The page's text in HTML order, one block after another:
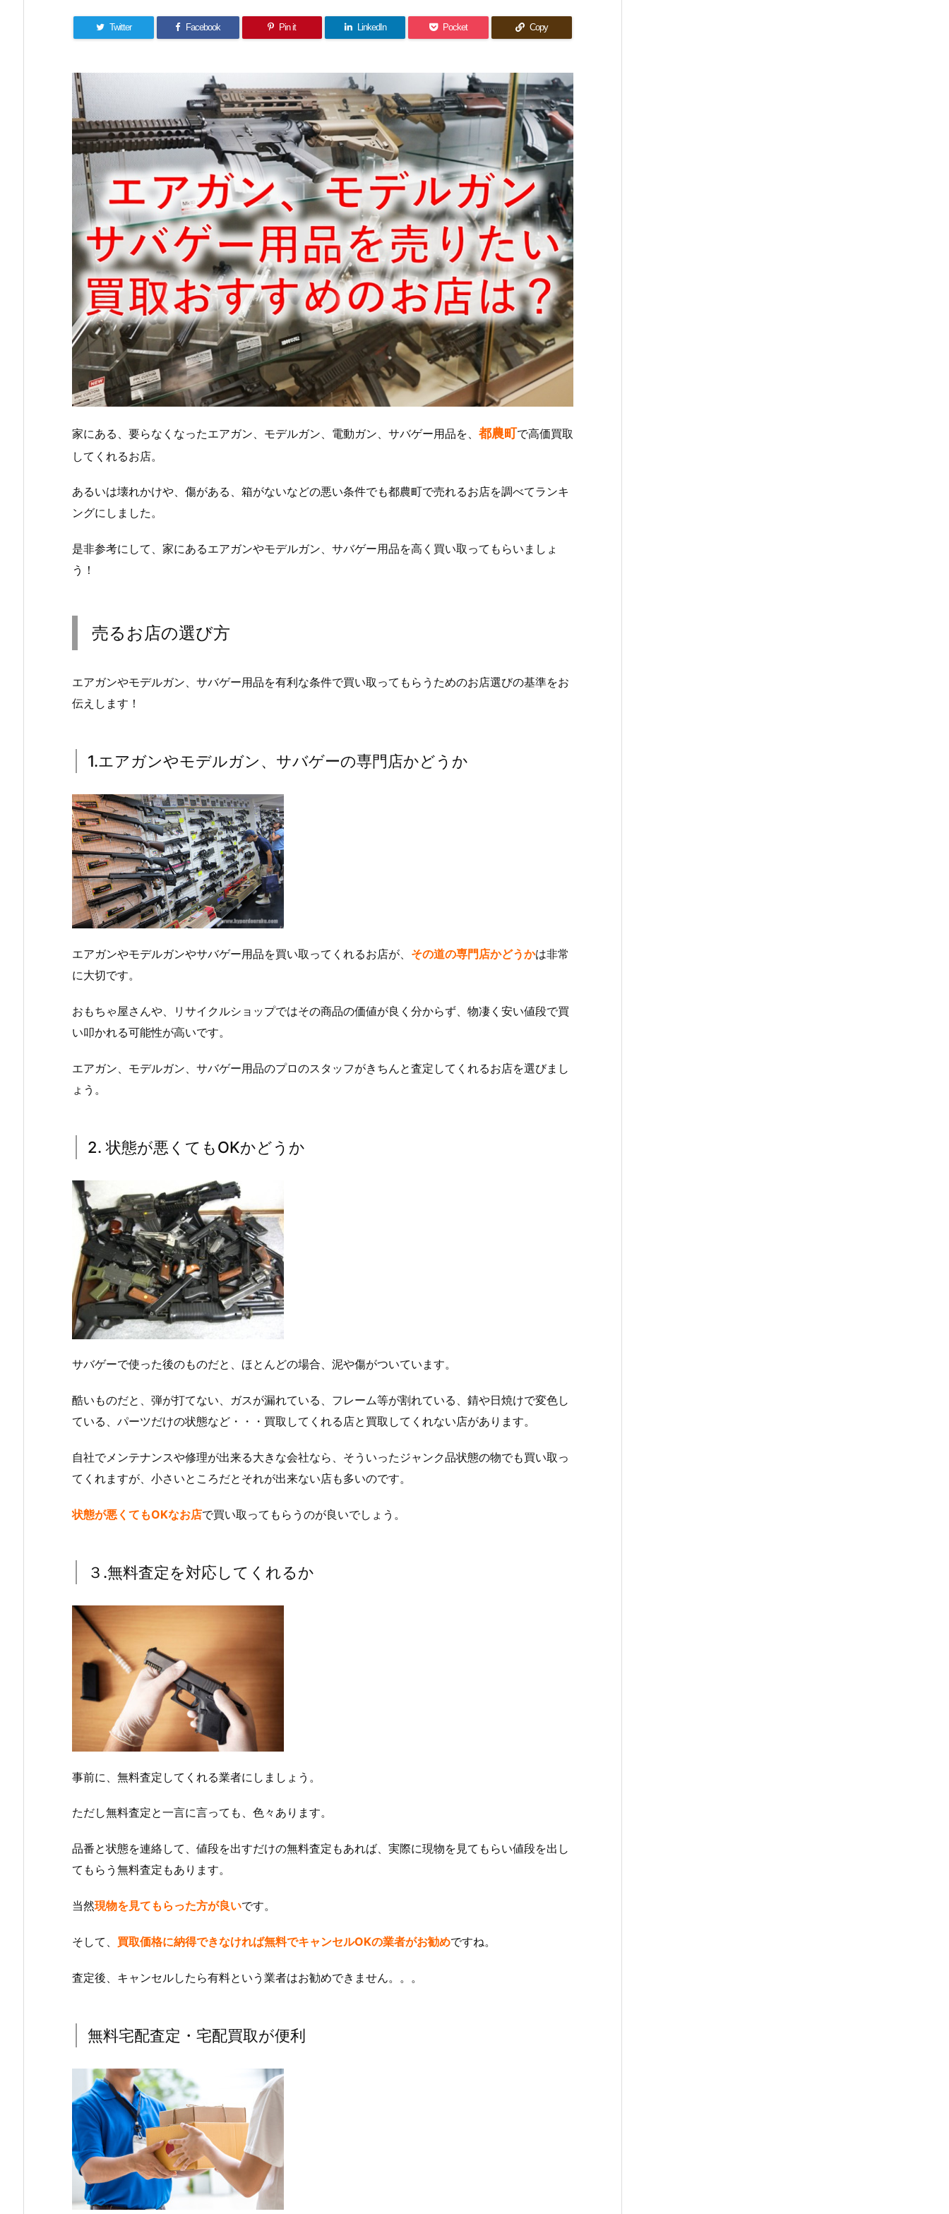
Twitter Facebook Pin it LinkedIn Pocket Copy
家にある、要らなくなったエアガン、モデルガン、電動ガン、サバゲー用品を、 都農町で高価買取
してくれるお店。
あるいは壊れかけや、傷がある、箱がないなどの悪い条件でも都農町で売れるお店を調べてランキ
ングにしました。
是非参考にして、家にあるエアガンやモデルガン、サバゲー用品を高く買い取ってもらいましょ
う！
売るお店の選び方
エアガンやモデルガン、サバゲー用品を有利な条件で買い取ってもらうためのお店選びの基準をお
伝えします！
1.エアガンやモデルガン、サバゲーの専門店かどうか
エアガンやモデルガンやサバゲー用品を買い取ってくれるお店が、 その道の専門店かどうかは非常
に大切です。
おもちゃ屋さんや、リサイクルショップではその商品の価値が良く分からず、物凄く安い値段で買
い叩かれる可能性が高いです。
エアガン、モデルガン、サバゲー用品のプロのスタッフがきちんと査定してくれるお店を選びまし
ょう。
2. 状態が悪くてもOKかどうか
サバゲーで使った後のものだと、ほとんどの場合、泥や傷がついています。
酷いものだと、弾が打てない、ガスが漏れている、フレーム等が割れている、錆や日焼けで変色し
ている、パーツだけの状態など・・・買取してくれる店と買取してくれない店があります。
自社でメンテナンスや修理が出来る大きな会社なら、そういったジャンク品状態の物でも買い取っ
てくれますが、小さいところだとそれが出来ない店も多いのです。
状態が悪くてもOKなお店で買い取ってもらうのが良いでしょう。
３.無料査定を対応してくれるか
事前に、無料査定してくれる業者にしましょう。
ただし無料査定と一言に言っても、色々あります。
品番と状態を連絡して、値段を出すだけの無料査定もあれば、実際に現物を見てもらい値段を出し
てもらう無料査定もあります。
当然現物を見てもらった方が良いです。
そして、 買取価格に納得できなければ無料でキャンセルOKの業者がお勧めですね。
査定後、キャンセルしたら有料という業者はお勧めできません。。。
無料宅配査定・宅配買取が便利